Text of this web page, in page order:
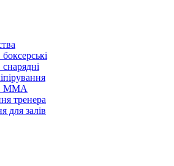
ММА
тренера
для залів